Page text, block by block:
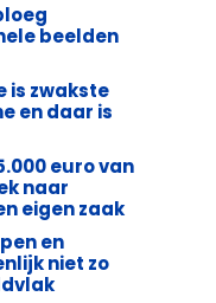
beelden
is zwakste
en daar is
euro van
naar
eigen zaak
en
niet zo